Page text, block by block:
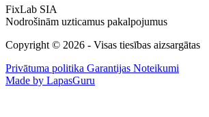
FixLab SIA
Nodrošinām uzticamus pakalpojumus
Copyright © 2026 - Visas tiesības aizsargātas
Privātuma politika Garantijas Noteikumi
Made by LapasGuru